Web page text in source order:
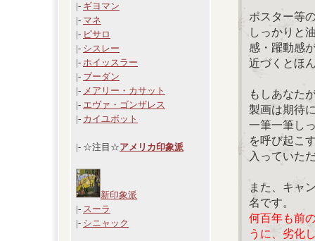
|- ギヨマン
|- マネ
|- ピサロ
|- シスレー
|- ホイッスラー
|- ブーダン
|- メアリー・カサット
|- エヴァ・ゴンザレス
|- カイユボット
|- ☆注目☆アメリカ印象派
新印象派
|- スーラ
|- シニャック
ポスター等
しっかりと
感・躍動感
近づくとほ
もしあなた
製画は期待
一筆一筆し
を呼び起こ
入っていた
また、キャ
名です。
何百年も前
うに、劣化